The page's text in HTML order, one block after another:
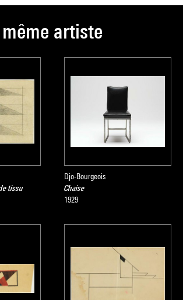
artiste
tissu
Djo-Bourgeois
Chaise
1929